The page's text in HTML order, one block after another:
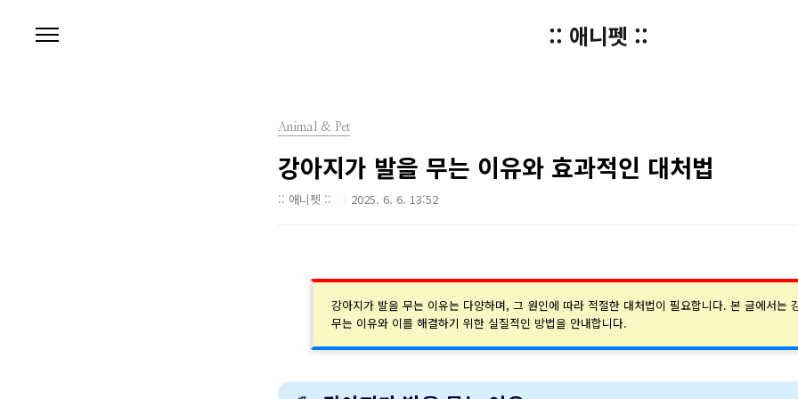
:: 애니펫 ::
Animal & Pet
강아지가 발을 무는 이유와 효과적인 대처법
:: 애니펫 :: 2025. 6. 6. 13:52
강아지가 발을 무는 이유는 다양하며, 그 원인에 따라 적절한 대처법이 필요합니다. 본 글에서는
무는 이유와 이를 해결하기 위한 실질적인 방법을 안내합니다.